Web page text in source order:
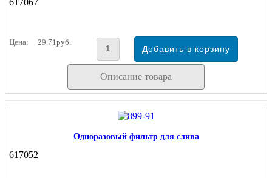
Цена: 29.71руб.
Описание товара
Одноразовый фильтр для слива
617052